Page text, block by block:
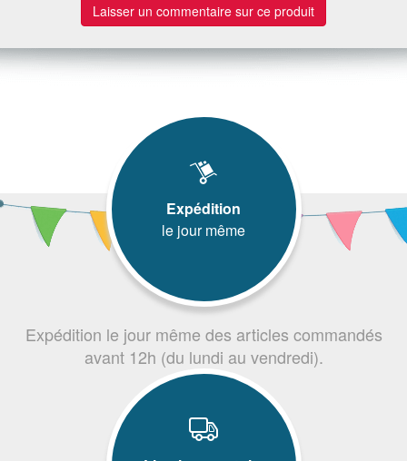
Laisser un commentaire sur ce produit
Expédition
le jour même
Expédition le jour même des articles commandés
avant 12h (du lundi au vendredi).